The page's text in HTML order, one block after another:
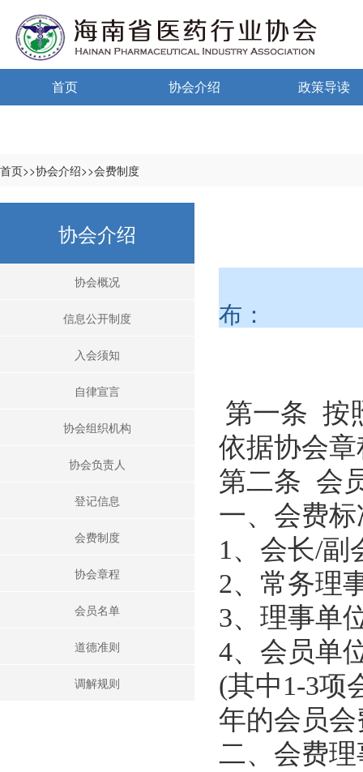
首页 协会介绍
协会负责人
道德准则
政策导读
首页>>协会介绍>>会费制度
协会介绍
协会概况
信息公开制度
入会须知
自律宣言
协会组织机构
协会负责人
登记信息
会费制度
协会章程
会员名单
道德准则
调解规则
布：
第一条 按
依据协会
第二条 会
一、会费
1、会
2、常
3、理
4、会
(其中1-3项
年的会员会
二、会费